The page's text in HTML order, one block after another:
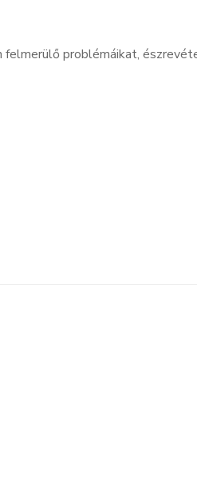
problémáikat,